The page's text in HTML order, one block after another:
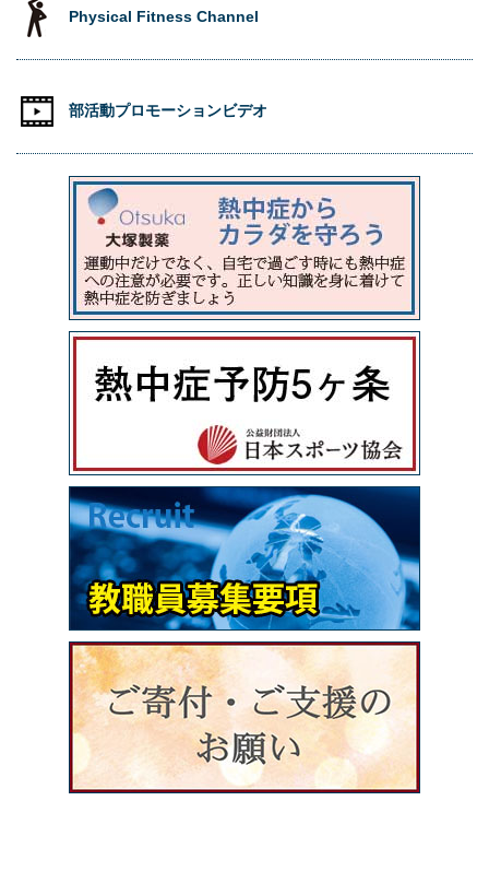
Physical Fitness Channel
部活動プロモーションビデオ